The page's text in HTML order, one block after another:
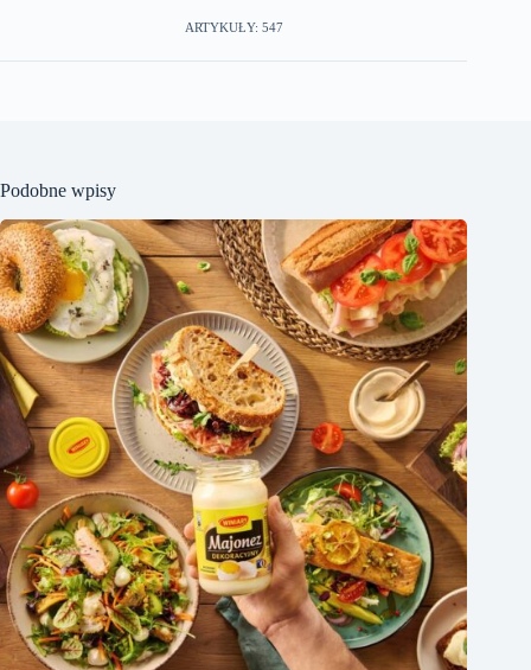
ARTYKUŁY: 547
Podobne wpisy